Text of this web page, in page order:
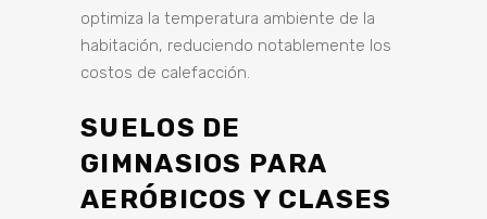
optimiza la temperatura ambiente de la
habitación, reduciendo notablemente los
costos de calefacción.
SUELOS DE
GIMNASIOS PARA
AERÓBICOS Y CLASES